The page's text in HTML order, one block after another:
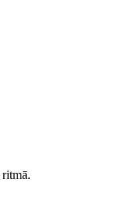
ritmā.